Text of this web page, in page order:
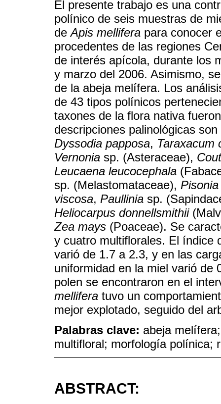
El presente trabajo es una
polínico de seis muestras de
deApis mellifera para conocer
procedentes de las regiones
de interés apícola, durante los
y marzo del 2006. Asimismo,
de la abeja melífera. Los
de 43 tipos polínicos
taxones de la flora nativa
descripciones palinológicas
Dyssodia papposa, Taraxacum
Vernonia sp. (Asteraceae),
Leucaena leucocephala
sp. (Melastomataceae), Pisonia
viscosa, Paullinia sp.
Heliocarpus donnellsmithii
Zea mays (Poaceae). Se
y cuatro multiflorales. El índice
varió de 1.7 a 2.3, y en las
uniformidad en la miel varió de
polen se encontraron en el
mellifera tuvo un
mejor explotado, seguido del
Palabras clave: abeja
multifloral; morfología polínica;
ABSTRACT: